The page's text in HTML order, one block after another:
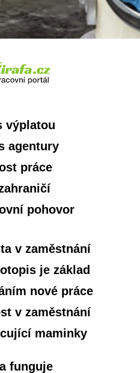
výplatou
agentury
práce
pohovor
v zaměstnání
je základ
nové práce
v zaměstnání
maminky
funguje